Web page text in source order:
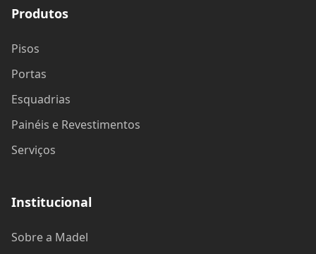
Produtos
Pisos
Portas
Esquadrias
Painéis e Revestimentos
Serviços
Institucional
Sobre a Madel